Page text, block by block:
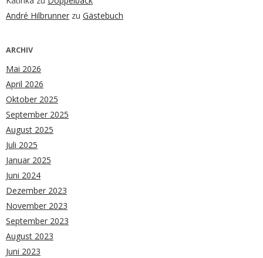
André Hilbrunner zu Gästebuch
ARCHIV
Mai 2026
April 2026
Oktober 2025
September 2025
August 2025
Juli 2025
Januar 2025
Juni 2024
Dezember 2023
November 2023
September 2023
August 2023
Juni 2023